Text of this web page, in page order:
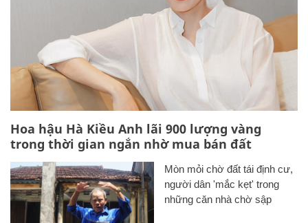
Hoa hậu Hà Kiều Anh lãi 900 lượng vàng
trong thời gian ngắn nhờ mua bán đất
Mòn mỏi chờ đất tái định cư,
người dân 'mắc kẹt' trong
những căn nhà chờ sập